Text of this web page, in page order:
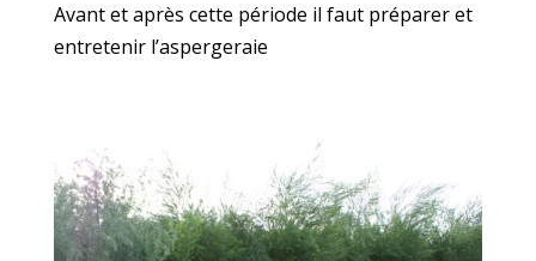
Avant et après cette période il faut préparer et
entretenir l’aspergeraie